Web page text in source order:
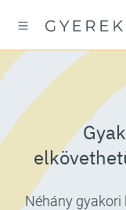
Néhány gyakori